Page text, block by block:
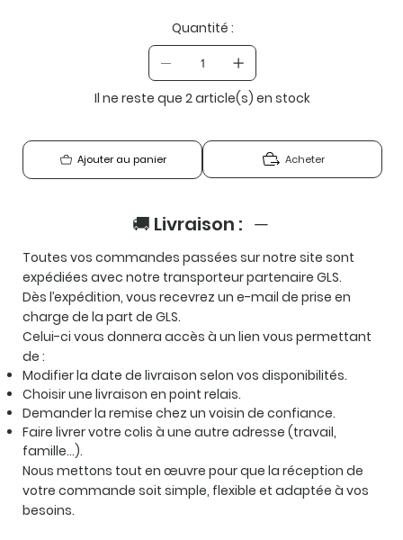
Quantité :
Il ne reste que 2 article(s) en stock
Ajouter au panier Acheter
🚚 Livraison :
Toutes vos commandes passées sur notre site sont
expédiées avec notre transporteur partenaireGLS.
Dès l’expédition, vous recevrez un e-mail de prise en
charge de la part de GLS.
Celui-ci vous donnera accès à un lien vous permettant
de :
Modifier la date de livraison selon vos disponibilités.
Choisir une livraison en point relais.
Demander la remise chez un voisin de confiance.
Faire livrer votre colis à une autre adresse (travail,
famille…).
Nous mettons tout en œuvre pour que la réception de
votre commande soit simple, flexible et adaptée à vos
besoins.